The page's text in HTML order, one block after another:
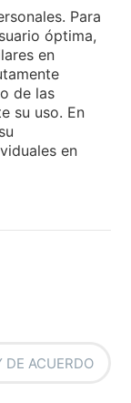
de datos
Para
óptima,
en
de las
su uso. En
en
DE ACUERDO